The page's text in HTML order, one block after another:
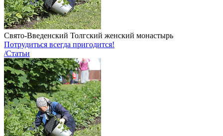
Свято-Введенский Толгский женский монастырь
Потрудиться всегда пригодится!
/Статьи